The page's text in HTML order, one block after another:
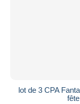
lot de 3 CPA